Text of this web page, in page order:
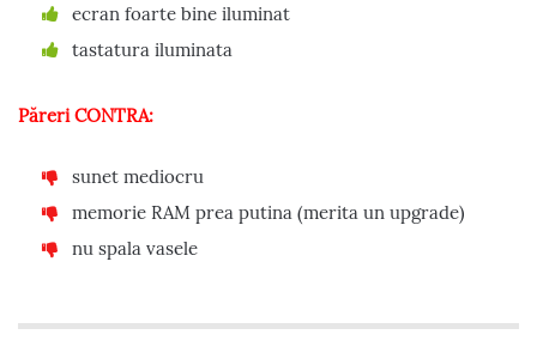
ecran foarte bine iluminat
tastatura iluminata
Păreri CONTRA:
sunet mediocru
memorie RAM prea putina (merita un upgrade)
nu spala vasele